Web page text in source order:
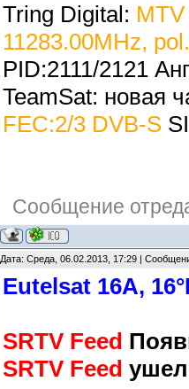
Tring Digital:
11283.00MHz,
PID:2111/2121
TeamSat: новая
FEC:2/3 DVB-S
Сообщение
Дата: Среда, 06.02.2013, 17:29 |
Eutelsat 16A,
SRTV Feed
SRTV Feed ушел